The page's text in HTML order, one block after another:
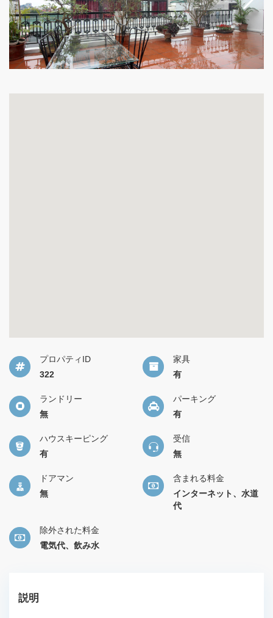
プロパティID
322
家具
有
ランドリー
無
パーキング
有
ハウスキーピング
有
受信
無
ドアマン
無
含まれる料金
インターネット、水道
代
除外された料金
電気代、飲み水
説明